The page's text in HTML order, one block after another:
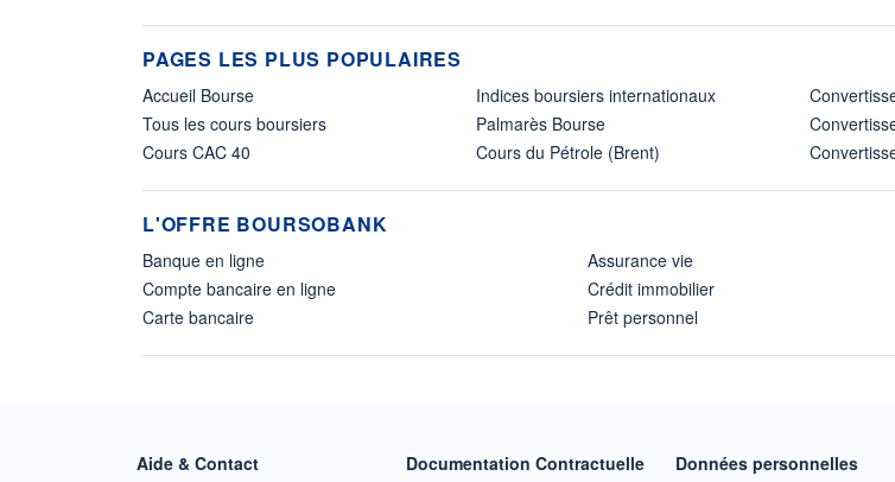
PAGES LES PLUS POPULAIRES
Accueil Bourse
Tous les cours boursiers
Cours CAC 40
Indices boursiers internationaux
Palmarès Bourse
Cours du Pétrole (Brent)
L'OFFRE BOURSOBANK
Banque en ligne
Compte bancaire en ligne
Carte bancaire
Assurance vie
Crédit immobilier
Prêt personnel
Aide & Contact Documentation Contractuelle Données personnelles